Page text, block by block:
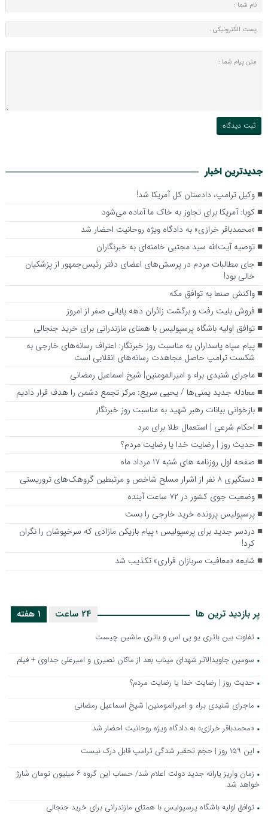
جدیدترین اخبار
وکیل ترامپ، دادستان کل آمریکا شد!
کوبا: آمریکا برای تجاوز به خاک ما آماده می‌شود
«محمدباقر خرازی» به دادگاه ویژه روحانیت احضار شد
توصیه آیت‌الله سید مجتبی خامنه‌ای به خبرنگاران
جای مطالبات مردم در پرسش‌های اعضای دفتر رئیس‌جمهور از پزشکیان
خالی بود!
واکنش صنعا به توافق مکه
فروش بلیت رفت و برگشت زائران دهه پایانی صفر از امروز
توافق اولیه باشگاه پرسپولیس با همتای مازندرانی برای خرید جنجالی
پیام سپاه پاسداران به مناسبت روز خبرنگار: اعتراف رسانه‌های خارجی به
شکست ترامپ حاصل مجاهدت رسانه‌های انقلابی است
ماجرای شنیدی براء و امیرالمومنین| شیخ اسماعیل رمضانی
معادله جدید یمنی‌ها / یحیی سریع: مرکز تجمع دشمن را هدف قرار دادیم
بازخوانی بیانات رهبر شهید به مناسبت روز خبرنگار
احکام شرعی | استعمال طلا برای مرد
حدیث روز | رضایت خدا یا رضایت مردم؟
صفحه اول روزنامه‌ های شنبه ۱۷ مرداد ماه
دستگیری ۸ نفر از اشرار مسلح شاخص و مرتبطین گروهک‌های تروریستی
وضعیت جوی کشور در ۷۲ ساعت آینده
پرسپولیس پرونده خرید خارجی را بست
دردسر جدید برای پرسپولیس ؛ پیام بازیکن مازادی که سرخپوشان را نگران
کرد!
شایعه «معافیت سربازان فراری» تکذیب شد
پر بازدید ترین ها 1 هفته 24 ساعت
تفاوت بین باتری یو پی اس و باتری ماشین چیست
سومین جاویدالاثر شهدای میناب بعد از ماکان نصیری و امیرعلی جداوی + فیلم
حدیث روز | رضایت خدا یا رضایت مردم؟
ماجرای شنیدی براء و امیرالمومنین| شیخ اسماعیل رمضانی
«محمدباقر خرازی» به دادگاه ویژه روحانیت احضار شد
این ۱۵۹ روز | حجم تحقیر شدگی ترامپ قابل درک نیست
زمان واریز یارانه جدید دولت اعلام شد/ حساب این گروه ۶ میلیون تومان شارژ
خواهد شد.
توافق اولیه باشگاه پرسپولیس با همتای مازندرانی برای خرید جنجالی